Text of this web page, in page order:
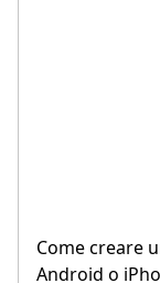
Come creare
Android o